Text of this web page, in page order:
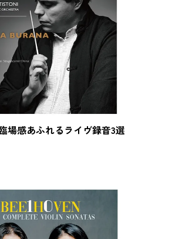
場感あふれるライヴ録音3選